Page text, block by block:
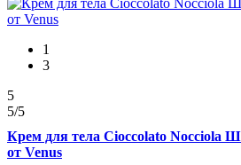
1
3
5
5/5
Крем для тела Cioccolato Nocciola
от Venus